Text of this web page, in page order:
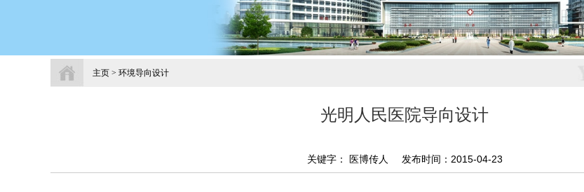
主页 > 环境导向设计
光明人民医院导向设计
关键字： 医博传人 发布时间：2015-04-23